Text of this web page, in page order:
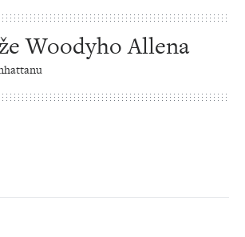
Woodyho Allena